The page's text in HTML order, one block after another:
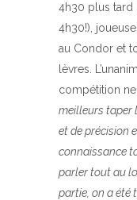
4h30 plus tard
4h30!),
au Condor et
lèvres.
compétition
meilleurs taper
et de précision
connaissance
parler tout au
partie, on a été